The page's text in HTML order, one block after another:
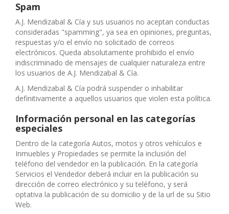
Spam
A.J. Mendizabal & Cía y sus usuarios no aceptan conductas
consideradas "spamming", ya sea en opiniones, preguntas,
respuestas y/o el envío no solicitado de correos
electrónicos. Queda absolutamente prohibido el envío
indiscriminado de mensajes de cualquier naturaleza entre
los usuarios de A.J. Mendizabal & Cía.
A.J. Mendizabal & Cía podrá suspender o inhabilitar
definitivamente a aquellos usuarios que violen esta política.
Información personal en las categorías
especiales
Dentro de la categoría Autos, motos y otros vehículos e
Inmuebles y Propiedades se permite la inclusión del
teléfono del vendedor en la publicación. En la categoría
Servicios el Vendedor deberá incluir en la publicación su
dirección de correo electrónico y su teléfono, y será
optativa la publicación de su domicilio y de la url de su Sitio
Web.